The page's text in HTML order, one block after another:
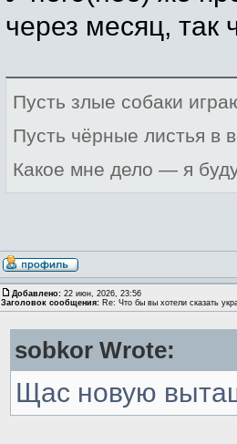
через месяц,
Пусть злые собаки
Пусть чёрные листья в
Какое мне дело — я
Добавлено: 22 июн, 2026, 23:56
Заголовок сообщения: Re: Что бы вы хотели сказать
sobkor Wrote:
Щас новую